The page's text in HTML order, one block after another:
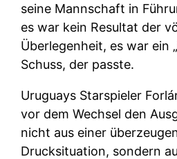
seine Mannschaft in
es war kein Resultat der
Überlegenheit, es war ein
Schuss, der passte.
Uruguays Starspieler
vor dem Wechsel den
nicht aus einer
Drucksituation, sondern